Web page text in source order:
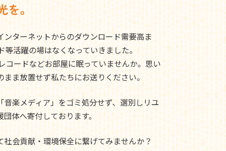
。
ターネットからのダウンロード需要高ま
活躍の場はなくなっていきました。
コードなどお部屋に眠っていませんか。思い
ま放置せず私たちにお送りください。
楽メディア」をゴミ処分せず、選別しリユ
体へ寄付しております。
会貢献・環境保全に繋げてみませんか？